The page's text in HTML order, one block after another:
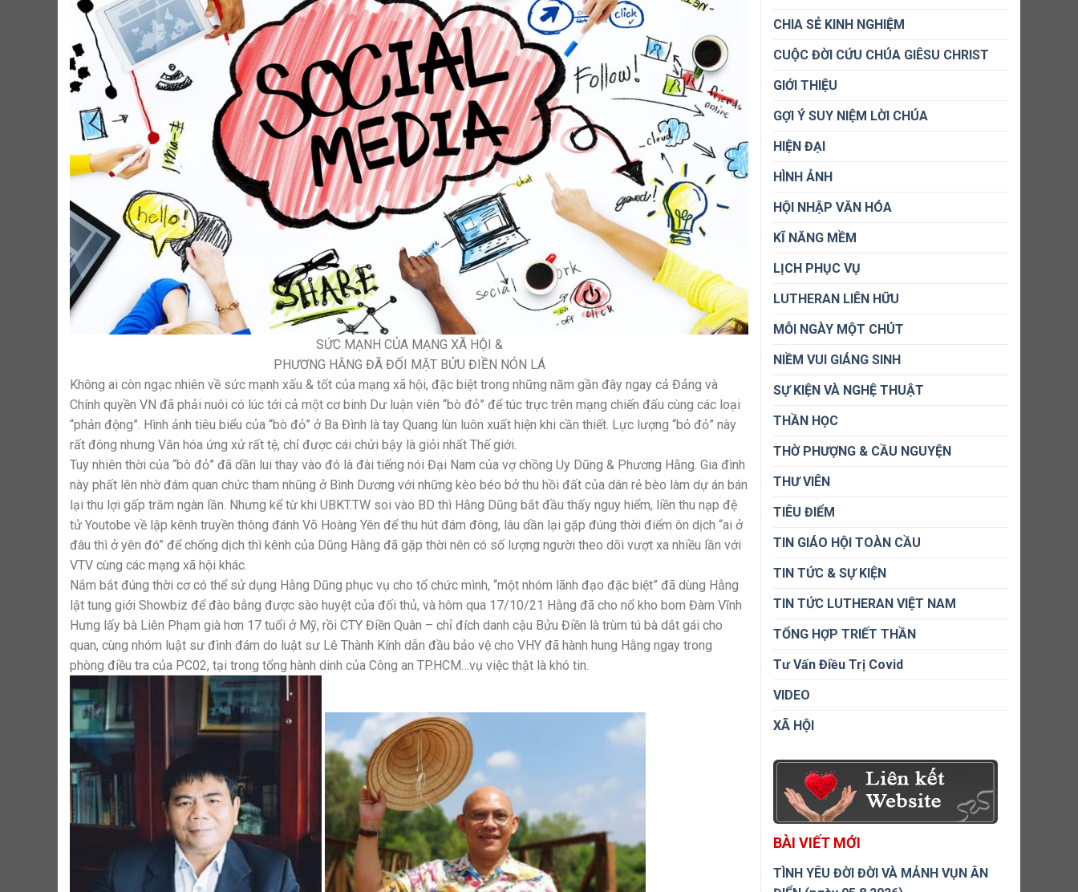
SỨC MẠNH CỦA MẠNG XÃ HỘI &
PHƯƠNG HẰNG ĐÃ ĐỐI MẶT BỬU ĐIỀN NÓN LÁ
Không ai còn ngạc nhiên về sức mạnh xấu & tốt của mạng xã hội, đặc biệt trong những năm gần đây ngay cả Đảng và
Chính quyền VN đã phải nuôi có lúc tới cả một cơ binh Dư luận viên “bò đỏ” để túc trực trên mạng chiến đấu cùng các loại
“phản động”. Hình ảnh tiêu biểu của “bò đỏ” ở Ba Đình là tay Quang lùn luôn xuất hiện khi cần thiết. Lực lượng “bỏ đỏ” này
rất đông nhưng Văn hóa ứng xử rất tệ, chỉ được cái chửi bậy là giỏi nhất Thế giới.
Tuy nhiên thời của “bò đỏ” đã dần lui thay vào đó là đài tiếng nói Đại Nam của vợ chồng Uy Dũng & Phương Hằng. Gia đình
này phất lên nhờ đám quan chức tham nhũng ở Bình Dương với những kèo béo bở thu hồi đất của dân rẻ bèo làm dự án bán
lại thu lợi gấp trăm ngàn lần. Nhưng kể từ khi UBKT.TW soi vào BD thì Hằng Dũng bắt đầu thấy nguy hiểm, liền thu nạp đệ
tử Youtobe về lập kênh truyền thông đánh Võ Hoàng Yên để thu hút đám đông, lâu dần lại gặp đúng thời điểm ôn dịch “ai ở
đâu thì ở yên đó” để chống dịch thì kênh của Dũng Hằng đã gặp thời nên có số lượng người theo dõi vượt xa nhiều lần với
VTV cùng các mạng xã hội khác.
Nắm bắt đúng thời cơ có thể sử dụng Hằng Dũng phục vụ cho tổ chức mình, “một nhóm lãnh đạo đặc biệt” đã dùng Hằng
lật tung giới Showbiz để đào bằng được sào huyệt của đối thủ, và hôm qua 17/10/21 Hằng đã cho nổ kho bom Đàm Vĩnh
Hưng lấy bà Liên Phạm già hơn 17 tuổi ở Mỹ, rồi CTY Điền Quân – chỉ đích danh cậu Bửu Điền là trùm tú bà dắt gái cho
quan, cùng nhóm luật sư đình đám do luật sư Lê Thành Kính dẫn đầu bảo vệ cho VHY đã hành hung Hằng ngay trong
phòng điều tra của PC02, tại trong tổng hành dinh của Công an TP.HCM…vụ việc thật là khó tin.
CHIA SẺ KINH NGHIỆM
CUỘC ĐỜI CỨU CHÚA GIÊSU CHRIST
GIỚI THIỆU
GỢI Ý SUY NIỆM LỜI CHÚA
HIỆN ĐẠI
HÌNH ẢNH
HỘI NHẬP VĂN HÓA
KĨ NĂNG MỀM
LỊCH PHỤC VỤ
LUTHERAN LIÊN HỮU
MỖI NGÀY MỘT CHÚT
NIỀM VUI GIÁNG SINH
SỰ KIỆN VÀ NGHỆ THUẬT
THẦN HỌC
THỜ PHƯỢNG & CẦU NGUYỆN
THƯ VIÊN
TIÊU ĐIỂM
TIN GIÁO HỘI TOÀN CẦU
TIN TỨC & SỰ KIỆN
TIN TỨC LUTHERAN VIỆT NAM
TỔNG HỢP TRIẾT THẦN
Tư Vấn Điều Trị Covid
VIDEO
XÃ HỘI
BÀI VIẾT MỚI
TÌNH YÊU ĐỜI ĐỜI VÀ MẢNH VỤN ÂN